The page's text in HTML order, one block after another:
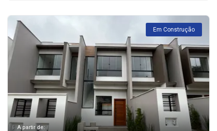
Em Construção
A partir de: